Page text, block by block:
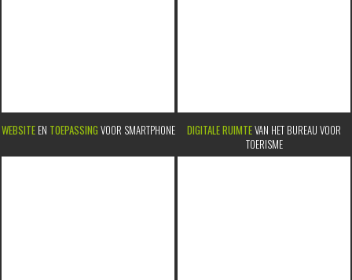
WEBSITEEN TOEPASSING VOOR SMARTPHONE DIGITALE RUIMTEVAN HET BUREAU VOOR
TOERISME